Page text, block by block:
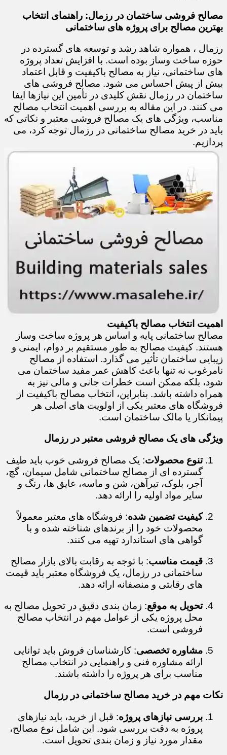
مصالح فروشی ساختمان در رزمال: راهنمای انتخاب
بهترین مصالح برای پروژه های ساختمانی
رزمال ، همواره شاهد رشد و توسعه های گسترده در
حوزه ساخت وساز بوده است. با افزایش تعداد پروژه
های ساختمانی، نیاز به مصالح باکیفیت و قابل اعتماد
بیش از پیش احساس می شود. مصالح فروشی های
ساختمان در رزمال نقش کلیدی در تأمین این نیازها ایفا
می کنند. در این مقاله به بررسی اهمیت انتخاب مصالح
مناسب، ویژگی های یک مصالح فروشی معتبر و نکاتی که
باید در خرید مصالح ساختمانی در رزمال توجه کرد، می
پردازیم.
اهمیت انتخاب مصالح باکیفیت
مصالح ساختمانی پایه و اساس هر پروژه ساخت وساز
هستند. کیفیت مصالح به طور مستقیم بر دوام، ایمنی و
زیبایی ساختمان تأثیر می گذارد. استفاده از مصالح
نامرغوب نه تنها باعث کاهش عمر مفید ساختمان می
شود، بلکه ممکن است خطرات جانی و مالی نیز به
همراه داشته باشد. بنابراین، انتخاب مصالح باکیفیت از
فروشگاه های معتبر یکی از اولویت های اصلی هر
پیمانکار یا مالک ساختمان است.
ویژگی های یک مصالح فروشی معتبر در رزمال
تنوع محصولات: یک مصالح فروشی خوب باید طیف
گسترده ای از مصالح ساختمانی شامل سیمان، گچ،
آجر، بلوک، تیرآهن، شن و ماسه، عایق ها، رنگ و
سایر مواد اولیه را ارائه دهد.
کیفیت تضمین شده: فروشگاه های معتبر معمولاً
محصولات خود را از برندهای شناخته شده و با
گواهی های استاندارد تهیه می کنند.
قیمت مناسب: با توجه به رقابت بالای بازار مصالح
ساختمانی در رزمال، یک فروشگاه معتبر باید قیمت
های رقابتی و منصفانه ارائه دهد.
تحویل به موقع: زمان بندی دقیق در تحویل مصالح به
محل پروژه یکی از عوامل مهم در انتخاب مصالح
فروشی است.
مشاوره تخصصی: کارشناسان فروش باید توانایی
ارائه مشاوره فنی و راهنمایی در انتخاب مصالح
مناسب برای هر پروژه را داشته باشند.
نکات مهم در خرید مصالح ساختمانی در رزمال
بررسی نیازهای پروژه: قبل از خرید، باید نیازهای
پروژه به دقت بررسی شود. این شامل نوع مصالح،
مقدار مورد نیاز و زمان بندی تحویل است.